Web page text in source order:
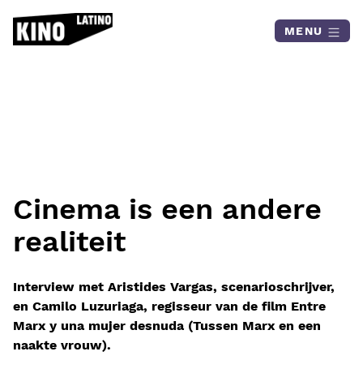
MENU
Cinema is een andere
realiteit
Interview met Aristides Vargas, scenarioschrijver,
en Camilo Luzuriaga, regisseur van de film Entre
Marx y una mujer desnuda (Tussen Marx en een
naakte vrouw).